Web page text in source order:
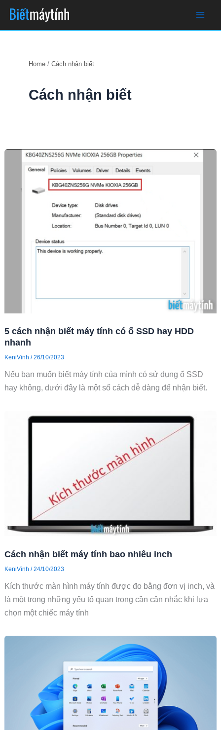
content
Home Cách nhận biết
Cách nhận biết
5 cách nhận biết máy tính có ổ SSD hay HDD
nhanh
KeniVinh /26/10/2023
Nếu bạn muốn biết máy tính của mình có sử dụng ổ SSD
hay không, dưới đây là một số cách dễ dàng để nhận biết.
Cách nhận biết máy tính bao nhiêu inch
KeniVinh /24/10/2023
Kích thước màn hình máy tính được đo bằng đơn vị inch, và
là một trong những yếu tố quan trọng cần cân nhắc khi lựa
chọn một chiếc máy tính